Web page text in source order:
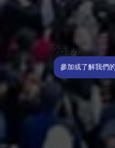
活動
參加或了解我們